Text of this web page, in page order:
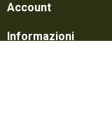
Account
Informazioni